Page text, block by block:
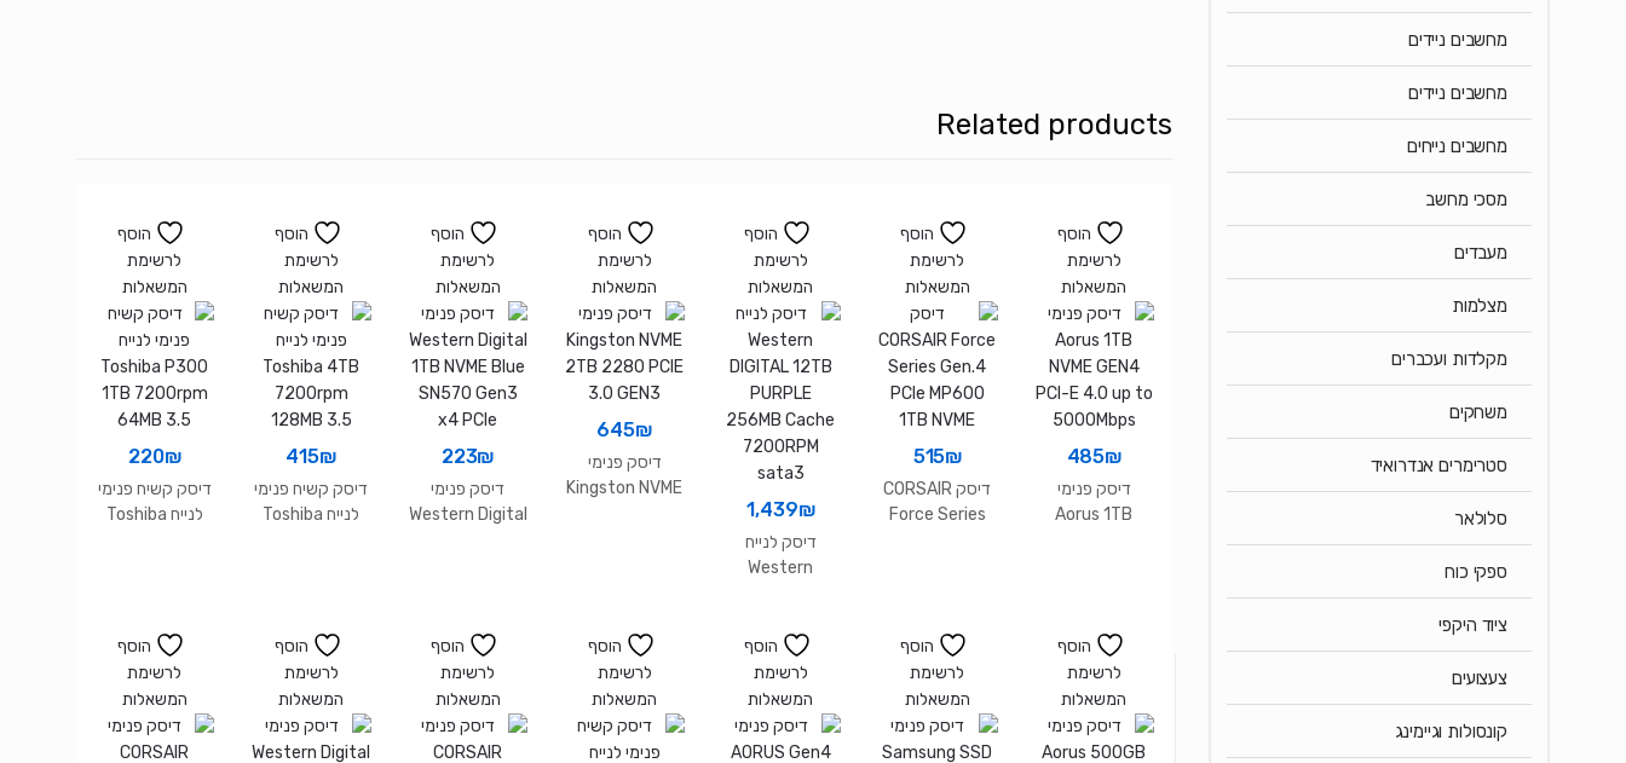
4100
Related products
הוסף
לרשימת
המשאלות
485₪
דיסק פנימי
Aorus 1TB
הוסף
לרשימת
המשאלות
515₪
דיסק CORSAIR
Force Series
הוסף
לרשימת
המשאלות
1,439₪
דיסק לנייח
Western
256MB Cache
7200RPM
sata3
הוסף
לרשימת
המשאלות
645₪
דיסק פנימי
Kingston NVME
הוסף
לרשימת
המשאלות
223₪
דיסק פנימי
Western Digital
הוסף
לרשימת
המשאלות
415₪
דיסק קשיח פנימי
לנייח Toshiba
הוסף
לרשימת
המשאלות
220₪
דיסק קשיח פנימי
לנייח Toshiba
הוסף
לרשימת
המשאלות
הוסף
לרשימת
המשאלות
הוסף
לרשימת
המשאלות
הוסף
לרשימת
המשאלות
הוסף
לרשימת
המשאלות
הוסף
לרשימת
המשאלות
הוסף
לרשימת
המשאלות
מחשבים ניידים
מחשבים ניידים
מחשבים נייחים
מסכי מחשב
מעבדים
מצלמות
מקלדות ועכברים
משחקים
סטרימרים אנדרואיד
סלולאר
ספקי כוח
ציוד היקפי
צעצועים
קונסולות וגיימינג